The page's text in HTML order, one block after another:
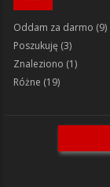
Oddam za darmo (9)
Poszukuję (3)
Znaleziono (1)
Różne (19)